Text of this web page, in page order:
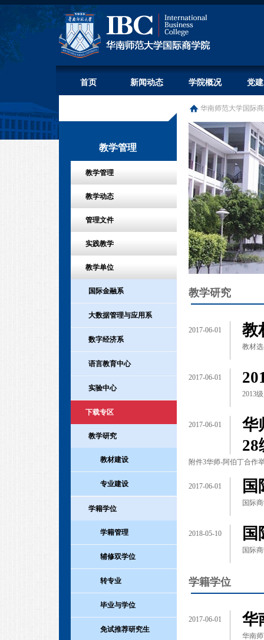
首页 新闻动态 学院概况 党
教学管理
教学管理
教学动态
管理文件
实践教学
教学单位
国际金融系
大数据管理与应用系
数字经济系
语言教育中心
实验中心
下载专区
教学研究
教材建设
专业建设
学籍学位
学籍管理
辅修双学位
转专业
毕业与学位
免试推荐研究生
华南师范大学国际
教学研究
2017-06-01 教
教材
2017-06-01
2013
2017-06-01
华
28
附件3华师-阿伯丁合作
2017-06-01
国际
2018-05-10
国际
学籍学位
2017-06-01 华
华南